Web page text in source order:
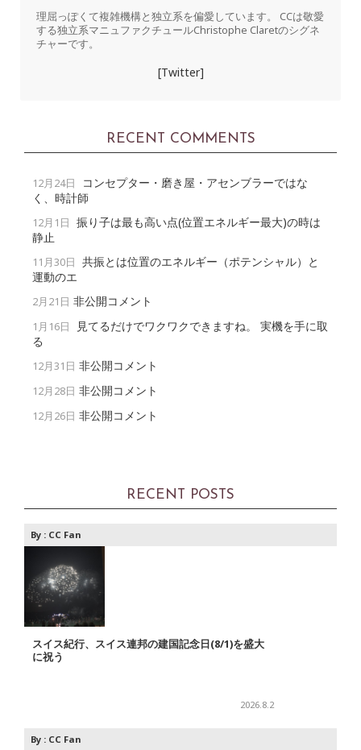
理屈っぽくて複雑機構と独立系を偏愛しています。 CCは敬愛
する独立系マニュファクチュールChristophe Claretのシグネ
チャーです。
[Twitter]
RECENT COMMENTS
12月24日
コンセプター・磨き屋・アセンブラーではな
く、時計師
12月1日 振り子は最も高い点(位置エネルギー最大)の時は
静止
11月30日 共振とは位置のエネルギー（ポテンシャル）と
運動のエ
2月21日 非公開コメント
1月16日
見てるだけでワクワクできますね。 実機を手に取
る
12月31日 非公開コメント
12月28日 非公開コメント
12月26日 非公開コメント
RECENT POSTS
By : CC Fan
スイス紀行、スイス連邦の建国記念日(8/1)を盛大
に祝う
2026.8.2
By : CC Fan